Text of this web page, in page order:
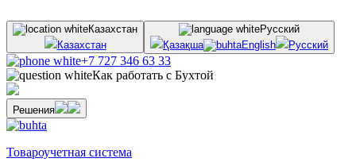
Казахстан
Казахстан
Русский
Қазақша
English Русский
+7 727 346 63 33
Как работать с Бухтой
Решения
Товароучетная система